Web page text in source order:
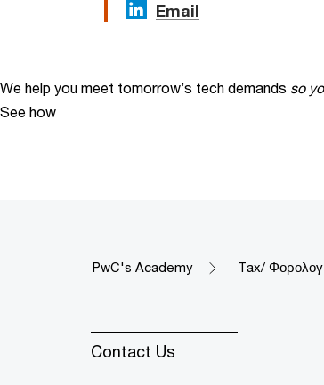
Email
We help you meet tomorrow’s tech demands so
See how
PwC's Academy Tax/
Contact Us